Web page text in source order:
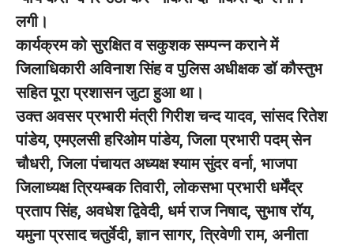
लगी।
कार्यक्रम को सुरक्षित व सकुशक सम्पन्न कराने में
जिलाधिकारी अविनाश सिंह व पुलिस अधीक्षक डॉ कौस्तुभ
सहित पूरा प्रशासन जुटा हुआ था।
उक्त अवसर प्रभारी मंत्री गिरीश चन्द यादव, सांसद रितेश
पांडेय, एमएलसी हरिओम पांडेय, जिला प्रभारी पदम् सेन
चौधरी, जिला पंचायत अध्यक्ष श्याम सुंदर वर्ना, भाजपा
जिलाध्यक्ष त्रियम्बक तिवारी, लोकसभा प्रभारी धर्मेंद्र
प्रताप सिंह, अवधेश द्विवेदी, धर्म राज निषाद, सुभाष रॉय,
यमुना प्रसाद चतुर्वेदी, ज्ञान सागर, त्रिवेणी राम, अनीता